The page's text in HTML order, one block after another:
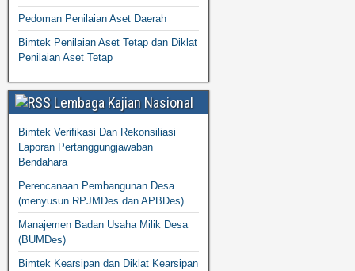
Pedoman Penilaian Aset Daerah
Bimtek Penilaian Aset Tetap dan Diklat
Penilaian Aset Tetap
Lembaga Kajian Nasional
Bimtek Verifikasi Dan Rekonsiliasi
Laporan Pertanggungjawaban
Bendahara
Perencanaan Pembangunan Desa
(menyusun RPJMDes dan APBDes)
Manajemen Badan Usaha Milik Desa
(BUMDes)
Bimtek Kearsipan dan Diklat Kearsipan